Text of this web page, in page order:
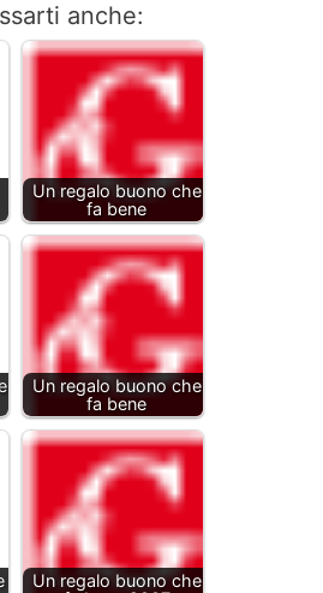
anche:
Un regalo buono che
fa bene
Un regalo buono che
fa bene
Un regalo buono che